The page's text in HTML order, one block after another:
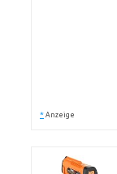
* Anzeige